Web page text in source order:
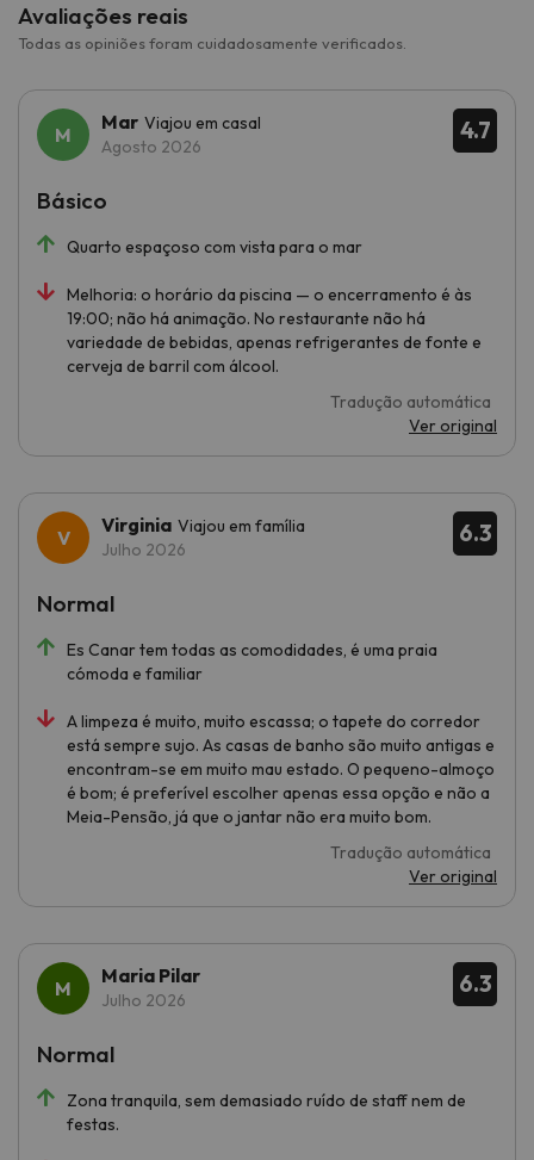
Avaliações reais
Todas as opiniões foram cuidadosamente verificados.
4.7
Mar Viajou em casal
Agosto 2026
Quarto espaçoso com vista para o mar
Melhoria: o horário da piscina — o encerramento é às
19:00; não há animação. No restaurante não há
variedade de bebidas, apenas refrigerantes de fonte e
cerveja de barril com álcool.
Tradução automática
Ver original
Básico
6.3
Virginia Viajou em família
Julho 2026
Es Canar tem todas as comodidades, é uma praia
cómoda e familiar
A limpeza é muito, muito escassa; o tapete do corredor
está sempre sujo. As casas de banho são muito antigas e
encontram-se em muito mau estado. O pequeno-almoço
é bom; é preferível escolher apenas essa opção e não a
Meia-Pensão, já que o jantar não era muito bom.
Tradução automática
Ver original
Normal
6.3
Maria Pilar
Julho 2026
Zona tranquila, sem demasiado ruído de staff nem de
festas.
Normal